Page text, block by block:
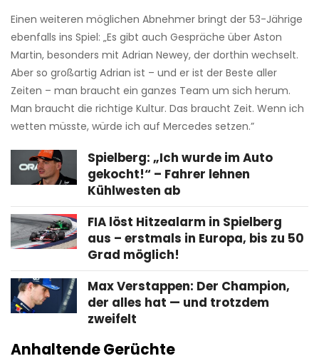
Einen weiteren möglichen Abnehmer bringt der 53-Jährige
ebenfalls ins Spiel: „Es gibt auch Gespräche über Aston
Martin, besonders mit Adrian Newey, der dorthin wechselt.
Aber so großartig Adrian ist – und er ist der Beste aller
Zeiten – man braucht ein ganzes Team um sich herum.
Man braucht die richtige Kultur. Das braucht Zeit. Wenn ich
wetten müsste, würde ich auf Mercedes setzen.”
Spielberg: „Ich wurde im Auto
gekocht!“ – Fahrer lehnen
Kühlwesten ab
FIA löst Hitzealarm in Spielberg
aus – erstmals in Europa, bis zu 50
Grad möglich!
Max Verstappen: Der Champion,
der alles hat — und trotzdem
zweifelt
Anhaltende Gerüchte